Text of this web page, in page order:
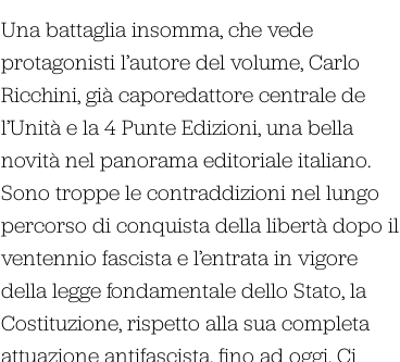
Una battaglia insomma, che vede
protagonisti l’autore del volume, Carlo
Ricchini, già caporedattore centrale de
l’Unità e la 4 Punte Edizioni, una bella
novità nel panorama editoriale italiano.
Sono troppe le contraddizioni nel lungo
percorso di conquista della libertà dopo il
ventennio fascista e l’entrata in vigore
della legge fondamentale dello Stato, la
Costituzione, rispetto alla sua completa
attuazione antifascista, fino ad oggi. Ci